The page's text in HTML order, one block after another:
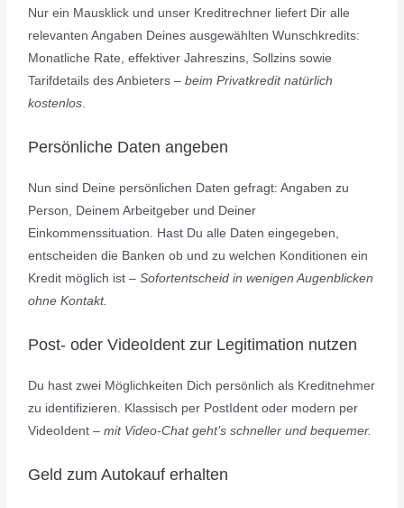
Nur ein Mausklick und unser Kreditrechner liefert Dir alle
relevanten Angaben Deines ausgewählten Wunschkredits:
Monatliche Rate, effektiver Jahreszins, Sollzins sowie
Tarifdetails des Anbieters –beim Privatkredit natürlich
kostenlos.
Persönliche Daten angeben
Nun sind Deine persönlichen Daten gefragt: Angaben zu
Person, Deinem Arbeitgeber und Deiner
Einkommenssituation. Hast Du alle Daten eingegeben,
entscheiden die Banken ob und zu welchen Konditionen ein
Kredit möglich ist –Sofortentscheid in wenigen Augenblicken
ohne Kontakt.
Post- oder VideoIdent zur Legitimation nutzen
Du hast zwei Möglichkeiten Dich persönlich als Kreditnehmer
zu identifizieren. Klassisch per PostIdent oder modern per
VideoIdent –mit Video-Chat geht’s schneller und bequemer.
Geld zum Autokauf erhalten